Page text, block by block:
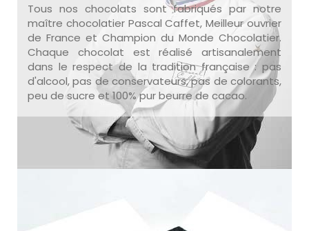
Tous nos chocolats sont fabriqués par notre
maître chocolatier Pascal Caffet, Meilleur ouvrier
de France et Champion du Monde Chocolatier.
Chaque chocolat est réalisé artisanalement
dans le respect de la tradition française : pas
d'alcool, pas de conservateurs, pas de colorants,
peu de sucre et 100% pur beurre de cacao.